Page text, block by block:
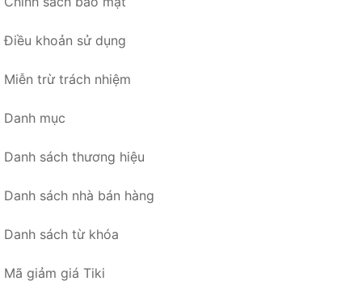
Điều khoản sử dụng
Miễn trừ trách nhiệm
Danh mục
Danh sách thương hiệu
Danh sách nhà bán hàng
Danh sách từ khóa
Mã giảm giá Tiki